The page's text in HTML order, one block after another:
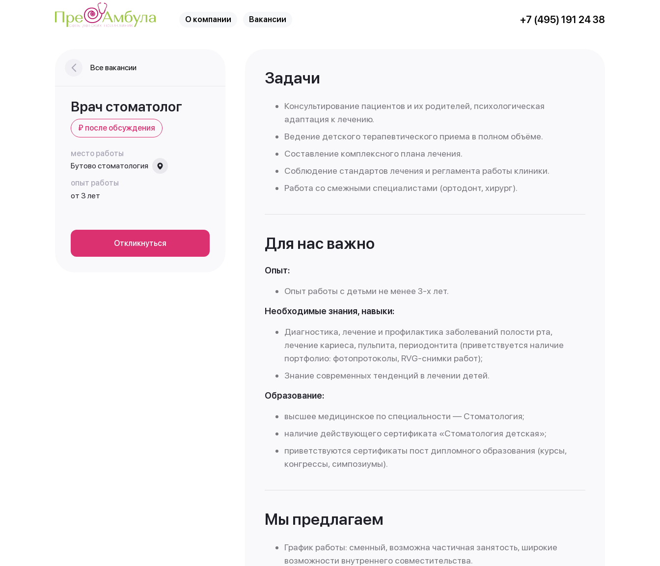
О компании Вакансии +7 (495) 191 24 38
Все вакансии
Врач стоматолог
₽ после обсуждения
место работы
Бутово стоматология
опыт работы
от 3 лет
Откликнуться
Задачи
Консультирование пациентов и их родителей, психологическая
адаптация к лечению.
Ведение детского терапевтического приема в полном объёме.
Составление комплексного плана лечения.
Соблюдение стандартов лечения и регламента работы клиники.
Работа со смежными специалистами (ортодонт, хирург).
Для нас важно
Опыт:
Опыт работы с детьми не менее 3-х лет.
Необходимые знания, навыки:
Диагностика, лечение и профилактика заболеваний полости рта,
лечение кариеса, пульпита, периодонтита (приветствуется наличие
портфолио: фотопротоколы, RVG-снимки работ);
Знание современных тенденций в лечении детей.
Образование:
высшее медицинское по специальности — Стоматология;
наличие действующего сертификата «Стоматология детская»;
приветствуются сертификаты пост дипломного образования (курсы,
конгрессы, симпозиумы).
Мы предлагаем
График работы: сменный, возможна частичная занятость, широкие
возможности внутреннего совместительства.